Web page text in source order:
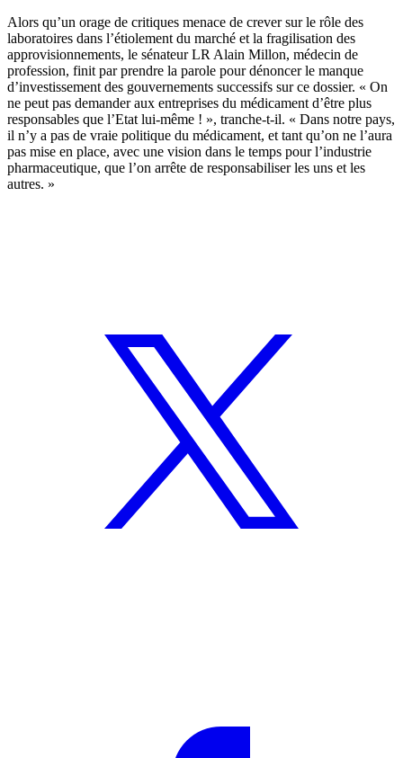
Alors qu’un orage de critiques menace de crever sur le rôle des
laboratoires dans l’étiolement du marché et la fragilisation des
approvisionnements, le sénateur LR Alain Millon, médecin de
profession, finit par prendre la parole pour dénoncer le manque
d’investissement des gouvernements successifs sur ce dossier. « On
ne peut pas demander aux entreprises du médicament d’être plus
responsables que l’Etat lui-même ! », tranche-t-il. « Dans notre pays,
il n’y a pas de vraie politique du médicament, et tant qu’on ne l’aura
pas mise en place, avec une vision dans le temps pour l’industrie
pharmaceutique, que l’on arrête de responsabiliser les uns et les
autres. »